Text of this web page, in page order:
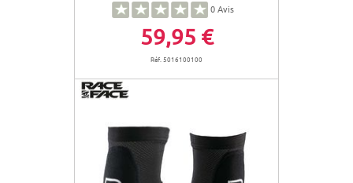
0Avis
59,95 €
Réf. 5016100100